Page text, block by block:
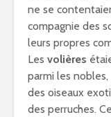
ne se
compagnie des
leurs propres
Les volières
parmi les
des oiseaux
des perruches.